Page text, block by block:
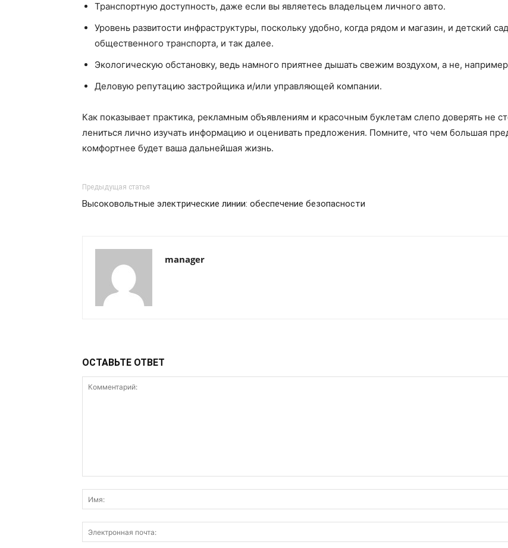
Транспортную доступность, даже если вы являетесь владельцем личного авто.
Уровень развитости инфраструктуры, поскольку удобно, когда рядом и магазин, и детский
общественного транспорта, и так далее.
Экологическую обстановку, ведь намного приятнее дышать свежим воздухом, а не,
Деловую репутацию застройщика и/или управляющей компании.
Как показывает практика, рекламным объявлениям и красочным буклетам слепо доверять не
лениться лично изучать информацию и оценивать предложения. Помните, что чем большая
комфортнее будет ваша дальнейшая жизнь.
Предыдущая статья
Высоковольтные электрические линии: обеспечение безопасности
manager
ОСТАВЬТЕ ОТВЕТ